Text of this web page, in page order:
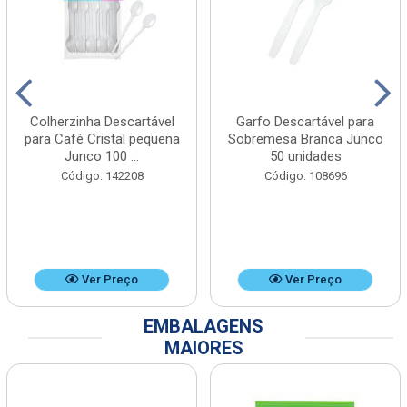
Colherzinha Descartável
para Café Cristal pequena
Junco 100 ...
Código: 142208
Ver Preço
Garfo Descartável para
Sobremesa Branca Junco
50 unidades
Código: 108696
Ver Preço
EMBALAGENS
MAIORES